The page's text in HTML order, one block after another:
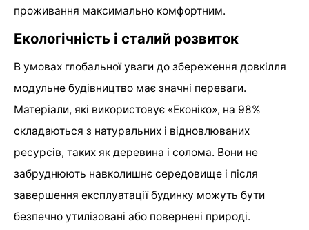
проживання максимально комфортним.
Екологічність і сталий розвиток
В умовах глобальної уваги до збереження довкілля
модульне будівництво має значні переваги.
Матеріали, які використовує «Еконіко», на 98%
складаються з натуральних і відновлюваних
ресурсів, таких як деревина і солома. Вони не
забруднюють навколишнє середовище і після
завершення експлуатації будинку можуть бути
безпечно утилізовані або повернені природі.